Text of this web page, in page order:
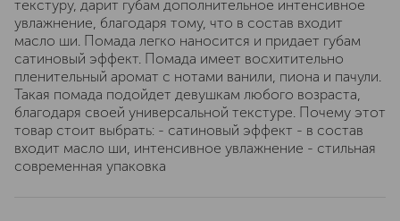
текстуру, дарит губам дополнительное интенсивное
увлажнение, благодаря тому, что в состав входит
масло ши. Помада легко наносится и придает губам
сатиновый эффект. Помада имеет восхитительно
пленительный аромат с нотами ванили, пиона и пачули.
Такая помада подойдет девушкам любого возраста,
благодаря своей универсальной текстуре. Почему этот
товар стоит выбрать: - сатиновый эффект - в состав
входит масло ши, интенсивное увлажнение - стильная
современная упаковка